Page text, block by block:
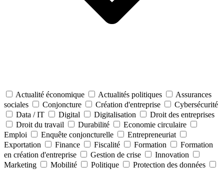
Actualité économique Actualités politiques
Assurances
sociales
Conjoncture Création d'entreprise
Cybersécurité
Data / IT
Digital Digitalisation
Droit des entreprises
Droit du travail
Durabilité
Economie circulaire
Emploi
Enquête conjoncturelle
Entrepreneuriat
Exportation
Finance Fiscalité Formation
Formation
en création d'entreprise
Gestion de crise
Innovation
Marketing
Mobilité Politique
Protection des données